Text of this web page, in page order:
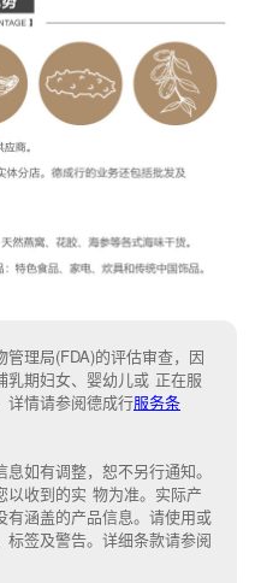
理局(FDA)的评估审查，因
乳期妇女、婴幼儿或 正在服
详情请参阅德成行服务条
如有调整，恕不另行通知。
以收到的实 物为准。 实际产
有涵盖的产品信息。请使用或
标签及警告。 详细条款请参阅